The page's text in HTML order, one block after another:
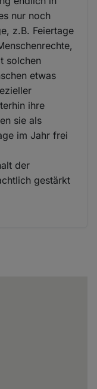
nur noch
z.B. Feiertage
solchen
etwas
ihre
sie als
im Jahr frei
der
gestärkt